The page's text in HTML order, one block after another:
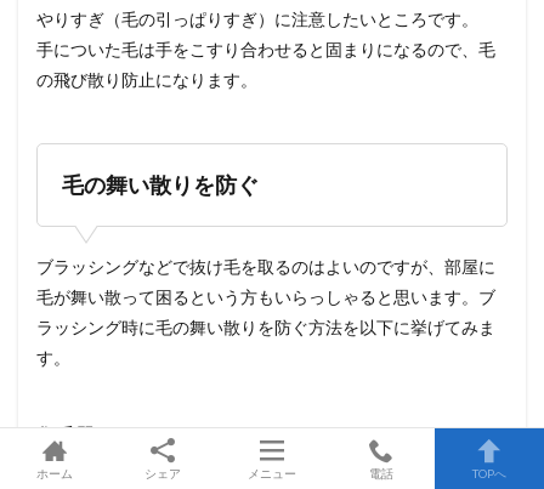
やりすぎ（毛の引っぱりすぎ）に注意したいところです。
手についた毛は手をこすり合わせると固まりになるので、毛
の飛び散り防止になります。
毛の舞い散りを防ぐ
ブラッシングなどで抜け毛を取るのはよいのですが、部屋に
毛が舞い散って困るという方もいらっしゃると思います。ブ
ラッシング時に毛の舞い散りを防ぐ方法を以下に挙げてみま
す。
集毛器
ホーム シェア メニュー 電話 TOPへ